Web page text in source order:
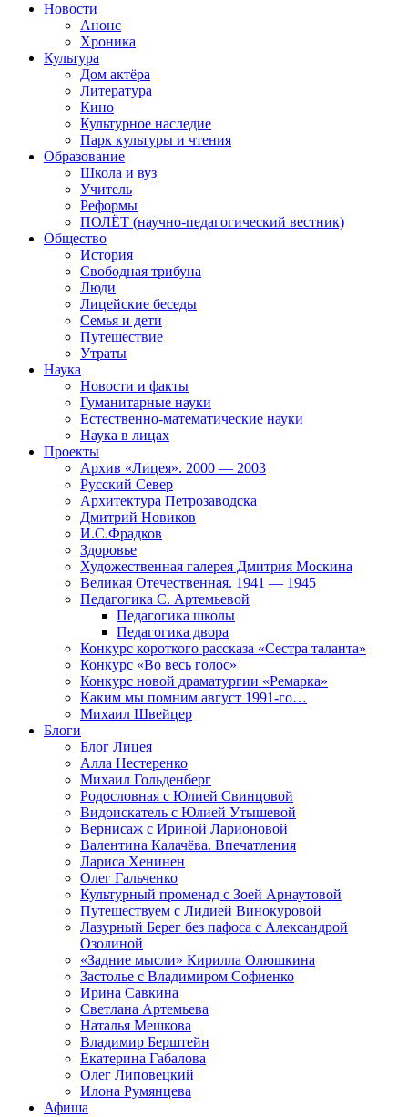
Новости
Анонс
Хроника
Культура
Дом актёра
Литература
Кино
Культурное наследие
Парк культуры и чтения
Образование
Школа и вуз
Учитель
Реформы
ПОЛЁТ (научно-педагогический вестник)
Общество
История
Свободная трибуна
Люди
Лицейские беседы
Семья и дети
Путешествие
Утраты
Наука
Новости и факты
Гуманитарные науки
Естественно-математические науки
Наука в лицах
Проекты
Архив «Лицея». 2000 — 2003
Русский Север
Архитектура Петрозаводска
Дмитрий Новиков
И.С.Фрадков
Здоровье
Художественная галерея Дмитрия Москина
Великая Отечественная. 1941 — 1945
Педагогика С. Артемьевой
Педагогика школы
Педагогика двора
Конкурс короткого рассказа «Сестра таланта»
Конкурс «Во весь голос»
Конкурс новой драматургии «Ремарка»
Каким мы помним август 1991-го…
Михаил Швейцер
Блоги
Блог Лицея
Алла Нестеренко
Михаил Гольденберг
Родословная с Юлией Свинцовой
Видоискатель с Юлией Утышевой
Вернисаж с Ириной Ларионовой
Валентина Калачёва. Впечатления
Лариса Хенинен
Олег Гальченко
Культурный променад с Зоей Арнаутовой
Путешествуем с Лидией Винокуровой
Лазурный Берег без пафоса с Александрой
Озолиной
«Задние мысли» Кирилла Олюшкина
Застолье с Владимиром Софиенко
Ирина Савкина
Светлана Артемьева
Наталья Мешкова
Владимир Берштейн
Екатерина Габалова
Олег Липовецкий
Илона Румянцева
Афиша